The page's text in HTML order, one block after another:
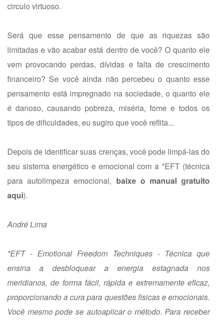
circulo virtuoso.
Será que esse pensamento de que as riquezas são
limitadas e vão acabar está dentro de você? O quanto ele
vem provocando perdas, dívidas e falta de crescimento
financeiro? Se você ainda não percebeu o quanto esse
pensamento está impregnado na sociedade, o quanto ele
é danoso, causando pobreza, miséria, fome e todos os
tipos de dificuldades, eu sugiro que você reflita...
Depois de identificar suas crenças, você pode limpá-las do
seu sistema energético e emocional com a *EFT (técnica
para autolimpeza emocional, baixe o manual gratuito
aqui).
André Lima
*EFT - Emotional Freedom Techniques - Técnica que
ensina a desbloquear a energia estagnada nos
meridianos, de forma fácil, rápida e extremamente eficaz,
proporcionando a cura para questões físicas e emocionais.
Você mesmo pode se autoaplicar o método. Para receber